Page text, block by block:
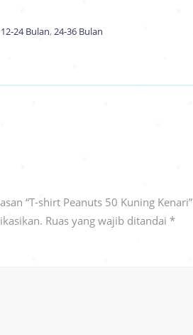
12-24 Bulan, 24-36 Bulan
“T-shirt Peanuts 50 Kuning Kenari”
Ruas yang wajib ditandai *